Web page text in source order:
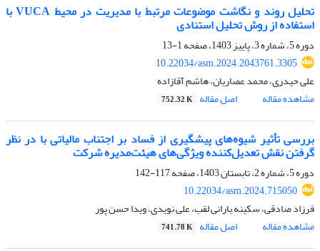
تحلیل روند و نگاشت موضوعات مرتبط با مدیریت در محیط VUCA با
استفاده از روش تحلیل استنادی
دوره 5، شماره 3، پاییز 1403، صفحه
1-13
10.22034/asm.2024.2043761.3305
علی حیدری، محمد عصاریان، هاشم آقازاده
مشاهده مقاله
اصل مقاله 752.32 K
بررسی تأثیر شیوه‌های پیشگیری از فساد بر اجتناب مالیاتی با در نظر
گرفتن نقش تعدیل‌کننده ویژگی‌های هیئت‌مدیره شرکت
دوره 5، شماره 2، تابستان 1403، صفحه
117-142
10.22034/asm.2024.715050
فرزاد صادقی، سکینه بارانی لقب، علی نویدی، ویدا حسن پور
مشاهده مقاله
اصل مقاله 741.78 K